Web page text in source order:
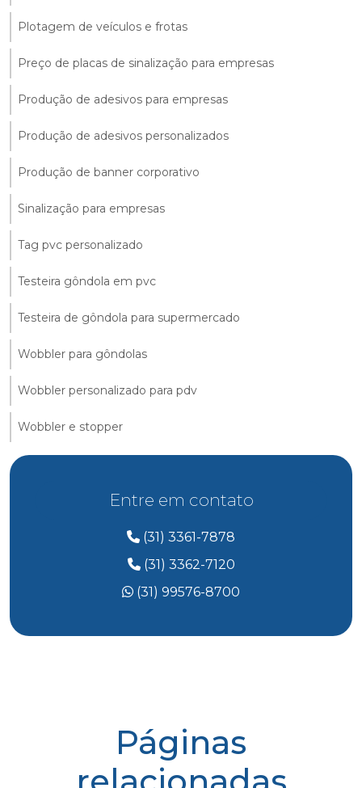
Plotagem de veículos e frotas
Preço de placas de sinalização para empresas
Produção de adesivos para empresas
Produção de adesivos personalizados
Produção de banner corporativo
Sinalização para empresas
Tag pvc personalizado
Testeira gôndola em pvc
Testeira de gôndola para supermercado
Wobbler para gôndolas
Wobbler personalizado para pdv
Wobbler e stopper
Entre em contato
(31) 3361-7878
(31) 3362-7120
(31) 99576-8700
Páginas